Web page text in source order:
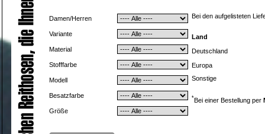
Damen/Herren
Variante
Material
Stofffarbe
Modell
Besatzfarbe
Größe
Bei den aufgelisteten
Land
Deutschland
Europa
Sonstige
*Bei einer Bestellung per